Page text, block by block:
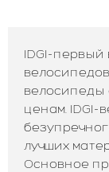
IDGI-первый
велосипеды
ценам. IDGI-
лучших
Основное